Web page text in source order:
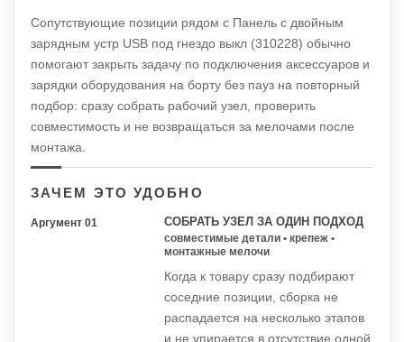
Сопутствующие позиции рядом с Панель с двойным
зарядным устр USB под гнездо выкл (310228) обычно
помогают закрыть задачу по подключения аксессуаров и
зарядки оборудования на борту без пауз на повторный
подбор: сразу собрать рабочий узел, проверить
совместимость и не возвращаться за мелочами после
монтажа.
ЗАЧЕМ ЭТО УДОБНО
Аргумент 01 СОБРАТЬ УЗЕЛ ЗА ОДИН ПОДХОД
совместимые детали • крепеж •
монтажные мелочи
Когда к товару сразу подбирают
соседние позиции, сборка не
распадается на несколько этапов
и не упирается в отсутствие одной